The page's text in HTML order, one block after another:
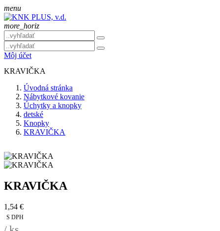
menu
more_horiz
Môj účet
KRAVIČKA
Úvodná stránka
Nábytkové kovanie
Úchytky a knopky
detské
Knopky
KRAVIČKA
KRAVIČKA
1,54 €
S DPH